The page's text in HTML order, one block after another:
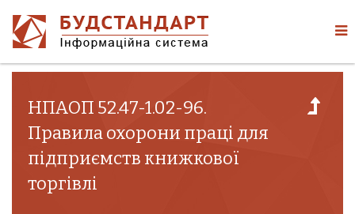
НПАОП 52.47-1.02-96.
Правила охорони праці для
підприємств книжкової
торгівлі